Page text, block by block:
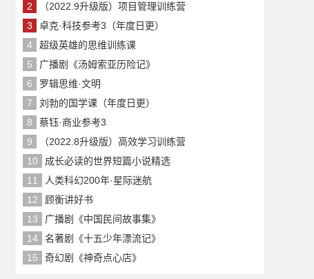
2
（2022.9升级版）项目管理训练营
3
卓克·科技参考3（年度日更）
4
超级英雄的思维训练课
5
广播剧《汤姆索亚历险记》
6
罗辑思维·文明
7
刘勃的国学课（年度日更）
8
蔡钰·商业参考3
9
（2022.8升级版）高效学习训练营
10
成长必读的世界短篇小说精选
11
人类科幻200年·星际迷航
12
顾衡讲好书
13
广播剧《中国民间故事集》
14
名著剧《十五少年漂流记》
15
奇幻剧《神奇点心店》